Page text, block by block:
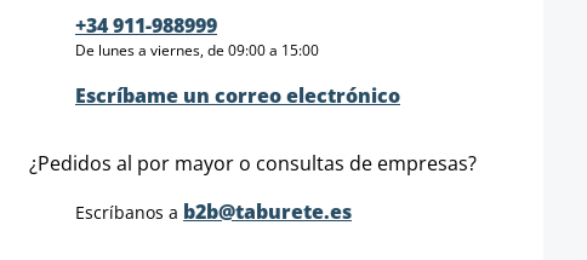
+34 911-988999
De lunes a viernes, de 09:00 a 15:00
Escríbame un correo electrónico
¿Pedidos al por mayor o consultas de empresas?
Escríbanos a b2b@taburete.es